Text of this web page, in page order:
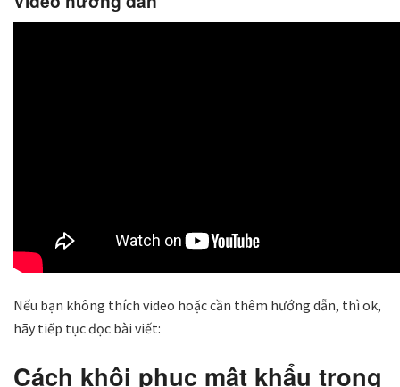
Nếu bạn không thích video hoặc cần thêm hướng dẫn, thì ok,
hãy tiếp tục đọc bài viết:
Cách khôi phục mật khẩu trong